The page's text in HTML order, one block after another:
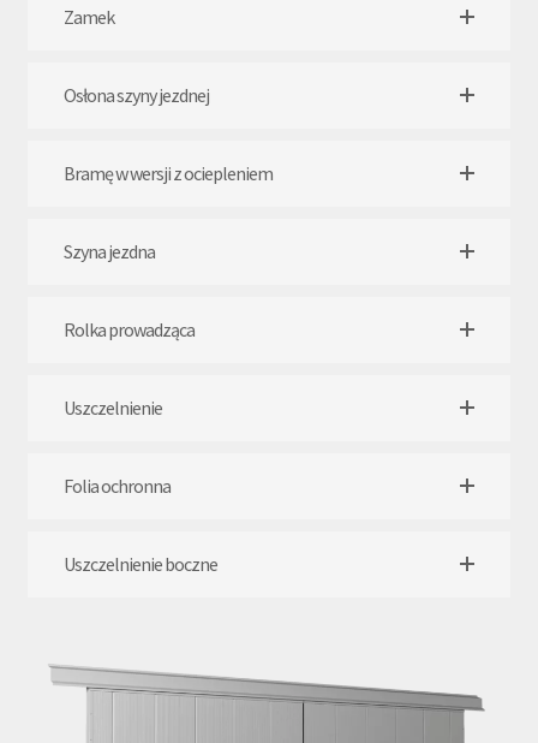
Zamek
Osłona szyny jezdnej
Bramę w wersji z ociepleniem
Szyna jezdna
Rolka prowadząca
Uszczelnienie
Folia ochronna
Uszczelnienie boczne